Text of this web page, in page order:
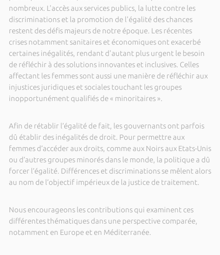
nombreux. L'accès aux services publics, la lutte contre les
discriminations et la promotion de l'égalité des chances
restent des défis majeurs de notre époque. Les récentes
crises notamment sanitaires et économiques ont exacerbé
certaines inégalités, rendant d'autant plus urgent le besoin
de réfléchir à des solutions innovantes et inclusives. Celles
affectant les femmes sont aussi une manière de réfléchir aux
injustices juridiques et sociales touchant les groupes
inopportunément qualifiés de « minoritaires ».
Afin de rétablir l’égalité de fait, les gouvernants ont parfois
dû établir des inégalités de droit. Pour permettre aux
femmes d’accéder aux droits, comme aux Noirs aux Etats-Unis
ou d’autres groupes minorés dans le monde, la politique a dû
forcer l’égalité. Différences et discriminations se mêlent alors
au nom de l’objectif impérieux de la justice de traitement.
Nous encourageons les contributions qui examinent ces
différentes thématiques dans une perspective comparée,
notamment en Europe et en Méditerranée.